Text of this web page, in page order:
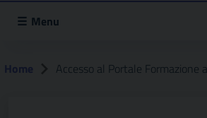
Menu
Home Accesso al Portale Formazione